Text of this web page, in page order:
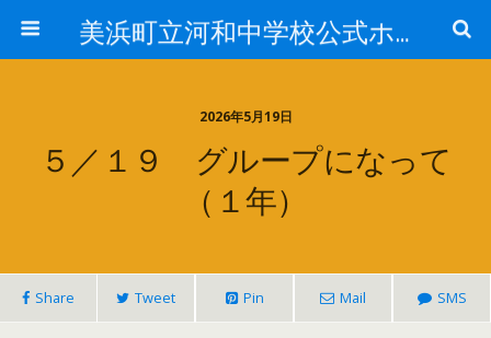
美浜町立河和中学校公式ホームページ
2026年5月19日
５／１９ グループになって
（１年）
Share Tweet Pin Mail SMS